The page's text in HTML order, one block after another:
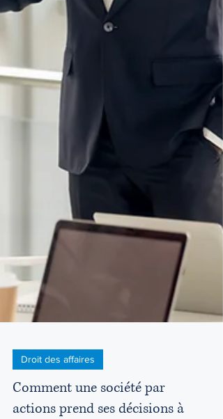
Droit des affaires